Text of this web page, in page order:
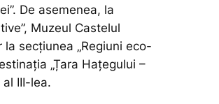
De asemenea, la
Muzeul Castelul
secțiunea „Regiuni eco-
„Țara Hațegului –
III-lea.